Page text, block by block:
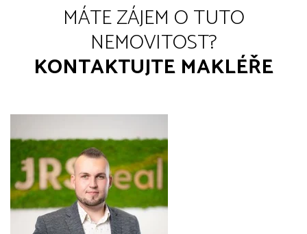
MÁTE ZÁJEM O TUTO
NEMOVITOST?
KONTAKTUJTE MAKLÉŘE